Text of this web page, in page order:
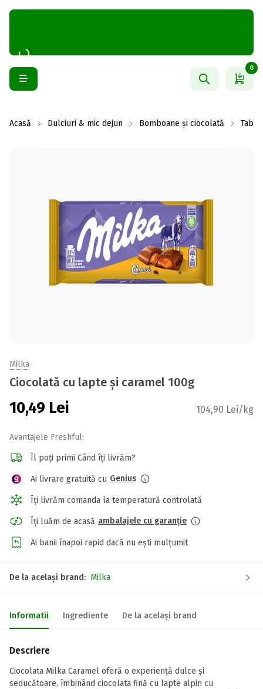
0
Acasă Dulciuri & mic dejun Bomboane și ciocolată
Milka
Ciocolată cu lapte și caramel 100g
10,49 Lei 104,90 Lei/kg
Avantajele Freshful:
Îl poți primi Când îți livrăm?
Ai livrare gratuită cu Genius
Îți livrăm comanda la temperatură controlată
Îți luăm de acasă ambalajele cu garanție
Ai banii înapoi rapid dacă nu ești mulțumit
De la același brand: Milka
Informatii Ingrediente De la același brand
Descriere
Ciocolata Milka Caramel oferă o experiență dulce și
seducătoare, îmbinând ciocolata fină cu lapte alpin cu